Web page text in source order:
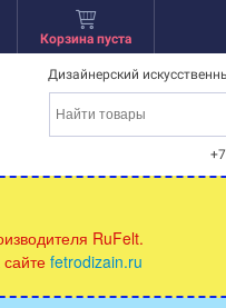
Корзина пуста
Дизайнерский
RuFelt.
fetrodizain.ru